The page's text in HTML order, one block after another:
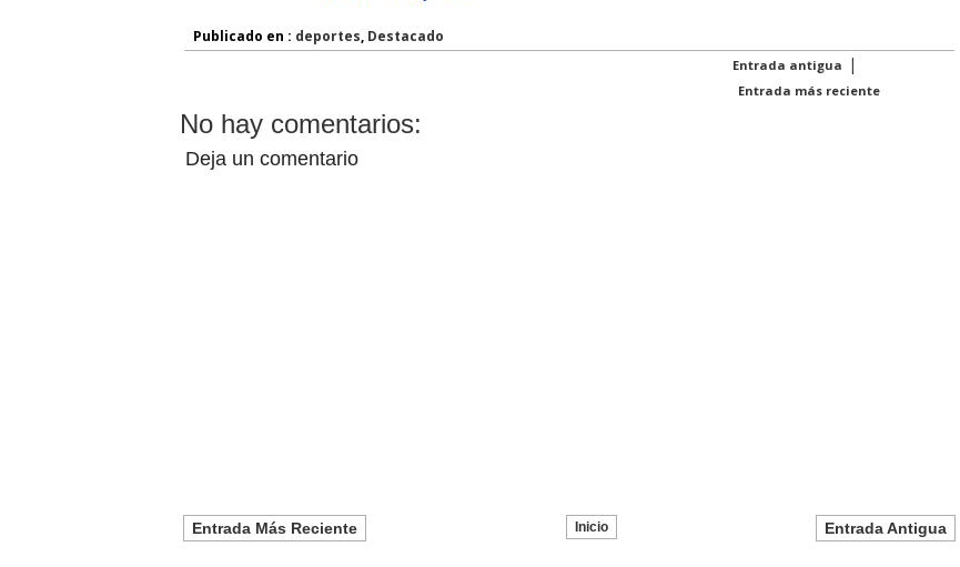
Publicado en : deportes, Destacado
Entrada antigua |
Entrada más reciente
No hay comentarios:
Deja un comentario
Entrada Más Reciente Entrada Antigua
Inicio